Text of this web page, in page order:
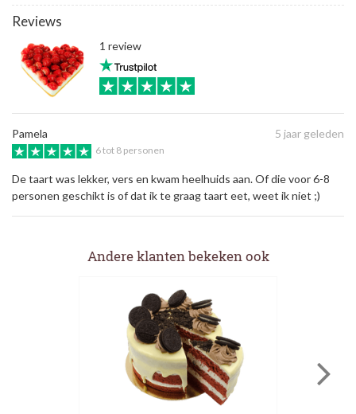
Reviews
1 review
Pamela 5 jaar geleden
6 tot 8 personen
De taart was lekker, vers en kwam heelhuids aan. Of die voor 6-8
personen geschikt is of dat ik te graag taart eet, weet ik niet ;)
Andere klanten bekeken ook